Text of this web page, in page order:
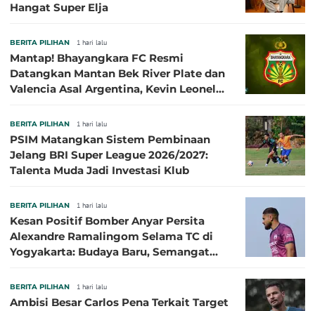
Hangat Super Elja
BERITA PILIHAN 1 hari lalu
Mantap! Bhayangkara FC Resmi
Datangkan Mantan Bek River Plate dan
Valencia Asal Argentina, Kevin Leonel
BERITA PILIHAN 1 hari lalu
PSIM Matangkan Sistem Pembinaan
Jelang BRI Super League 2026/2027:
Talenta Muda Jadi Investasi Klub
BERITA PILIHAN 1 hari lalu
Kesan Positif Bomber Anyar Persita
Alexandre Ramalingom Selama TC di
Yogyakarta: Budaya Baru, Semangat
BERITA PILIHAN 1 hari lalu
Ambisi Besar Carlos Pena Terkait Target